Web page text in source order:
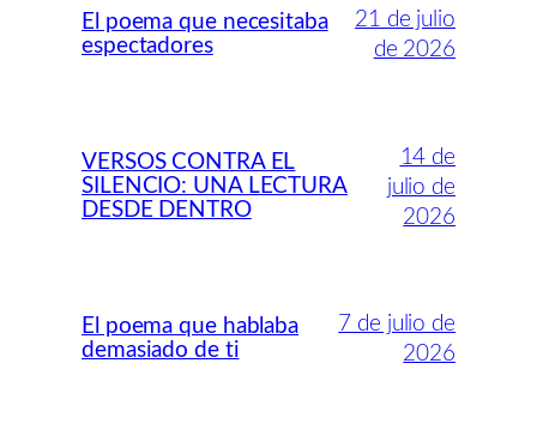
El poema que necesitaba
espectadores
21 de julio
de 2026
VERSOS CONTRA EL
SILENCIO: UNA LECTURA
DESDE DENTRO
14 de
julio de
2026
El poema que hablaba
demasiado de ti
7 de julio de
2026